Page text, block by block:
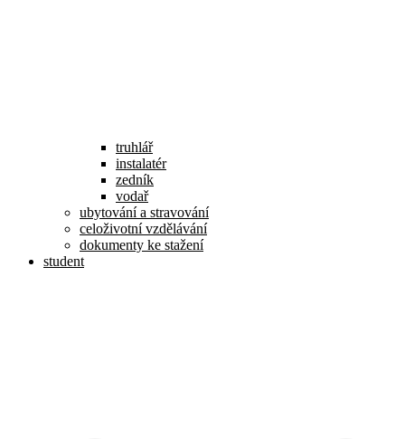
truhlář
instalatér
zedník
vodař
ubytování a stravování
celoživotní vzdělávání
dokumenty ke stažení
student